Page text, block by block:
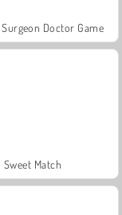
Doctor Game
Sweet Match